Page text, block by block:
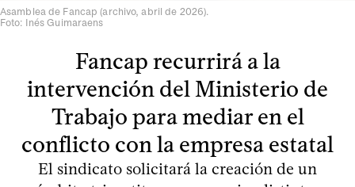
Asamblea de Fancap (archivo, abril de 2026).
Foto: Inés Guimaraens
Fancap recurrirá a la
intervención del Ministerio de
Trabajo para mediar en el
conflicto con la empresa estatal
El sindicato solicitará la creación de un